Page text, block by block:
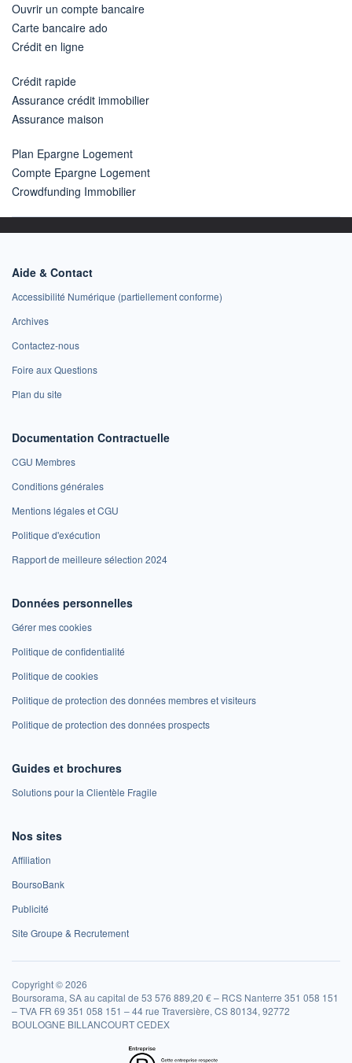
Ouvrir un compte bancaire
Carte bancaire ado
Crédit en ligne
Crédit rapide
Assurance crédit immobilier
Assurance maison
Plan Epargne Logement
Compte Epargne Logement
Crowdfunding Immobilier
Aide & Contact
Accessibilité Numérique (partiellement conforme)
Archives
Contactez-nous
Foire aux Questions
Plan du site
Documentation Contractuelle
CGU Membres
Conditions générales
Mentions légales et CGU
Politique d'exécution
Rapport de meilleure sélection 2024
Données personnelles
Gérer mes cookies
Politique de confidentialité
Politique de cookies
Politique de protection des données membres et visiteurs
Politique de protection des données prospects
Guides et brochures
Solutions pour la Clientèle Fragile
Nos sites
Affiliation
BoursoBank
Publicité
Site Groupe & Recrutement
Copyright © 2026
Boursorama, SA au capital de 53 576 889,20 € – RCS Nanterre 351 058 151
– TVA FR 69 351 058 151 – 44 rue Traversière, CS 80134, 92772
BOULOGNE BILLANCOURT CEDEX